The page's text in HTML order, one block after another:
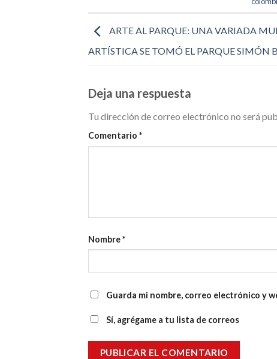
ARTE AL PARQUE: UNA VARIADA
ARTÍSTICA SE TOMÓ EL PARQUE SIMÓN
Deja una respuesta
Tu dirección de correo electrónico no será
Comentario *
Nombre*
Guarda mi nombre, correo electrónico y
Sí, agrégame a tu lista de correos